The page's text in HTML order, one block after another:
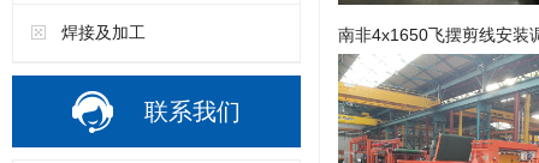
焊接及加工
联系我们
南非4x1650飞摆剪线安装